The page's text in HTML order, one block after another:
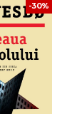
-30%